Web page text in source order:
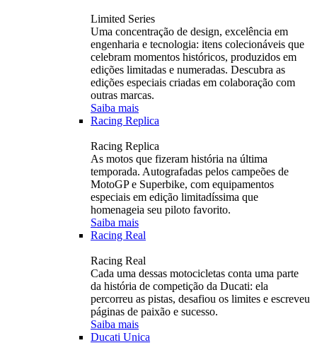
Limited Series
Uma concentração de design, excelência em
engenharia e tecnologia: itens colecionáveis ​​que
celebram momentos históricos, produzidos em
edições limitadas e numeradas. Descubra as
edições especiais criadas em colaboração com
outras marcas.
Saiba mais
Racing Replica
Racing Replica
As motos que fizeram história na última
temporada. Autografadas pelos campeões de
MotoGP e Superbike, com equipamentos
especiais em edição limitadíssima que
homenageia seu piloto favorito.
Saiba mais
Racing Real
Racing Real
Cada uma dessas motocicletas conta uma parte
da história de competição da Ducati: ela
percorreu as pistas, desafiou os limites e escreveu
páginas de paixão e sucesso.
Saiba mais
Ducati Unica